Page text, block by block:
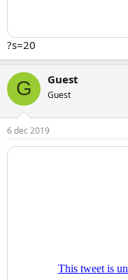
?s=20
G Guest
Guest
6 dec 2019